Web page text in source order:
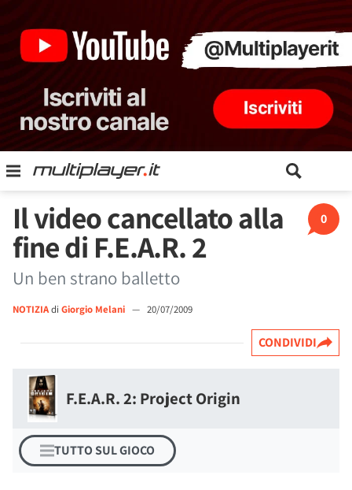
0
Il video cancellato alla
fine di F.E.A.R. 2
Un ben strano balletto
NOTIZIAdi Giorgio Melani — 20/07/2009
CONDIVIDI
F.E.A.R. 2: Project Origin
TUTTO SUL GIOCO